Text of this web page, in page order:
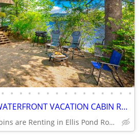
• • • • • • • • • • • • • • •
SPRING & SUMMER WATERFRONT VACATION CABIN RENTALS in ROXBURY MAINE
All Cabins are Renting in Ellis Pond Roxbury Maine